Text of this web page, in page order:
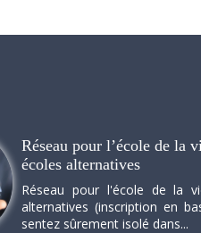
Réseau pour l’école de la
écoles alternatives
Réseau pour l'école de la
alternatives (inscription en
sentez sûrement isolé dans...